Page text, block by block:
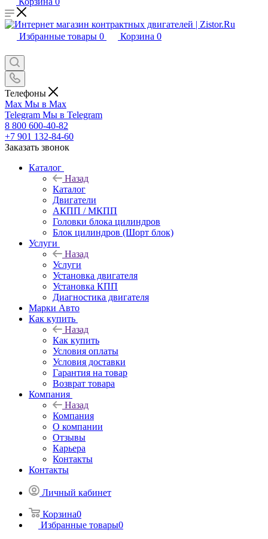
Избранные товары 0 Корзина 0
Телефоны
Max Мы в Max
Telegram Мы в Telegram
8 800 600-40-82
+7 901 132-84-60
Заказать звонок
Каталог
Назад
Каталог
Двигатели
АКПП / МКПП
Головки блока цилиндров
Блок цилиндров (Шорт блок)
Услуги
Назад
Услуги
Установка двигателя
Установка КПП
Диагностика двигателя
Марки Авто
Как купить
Назад
Как купить
Условия оплаты
Условия доставки
Гарантия на товар
Возврат товара
Компания
Назад
Компания
О компании
Отзывы
Карьера
Контакты
Контакты
Личный кабинет
Корзина0
Избранные товары0